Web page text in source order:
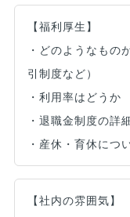
【福利厚生】
・どのようなもの
引制度など）
・利用率はどうか
・退職金制度の詳
・産休・育休につ
【社内の雰囲気】